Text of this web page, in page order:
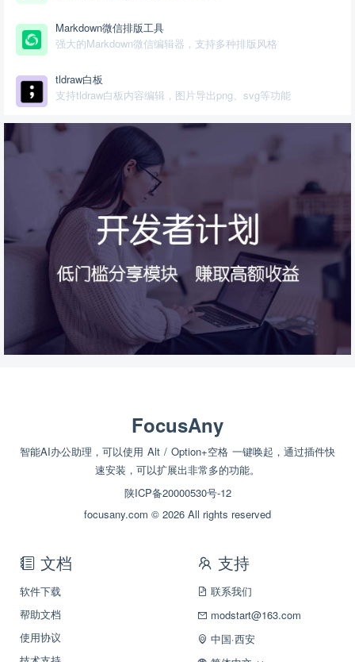
Markdown微信排版工具
强大的Markdown微信编辑器，支持多种排版风格
tldraw白板
支持tldraw白板内容编辑，图片导出png、svg等功能
FocusAny
智能AI办公助理，可以使用 Alt / Option+空格 一键唤起，通过插件快
速安装，可以扩展出非常多的功能。
陕ICP备20000530号-12
focusany.com © 2026 All rights reserved
文档
软件下载
帮助文档
使用协议
支持
联系我们
modstart@163.com
中国·西安